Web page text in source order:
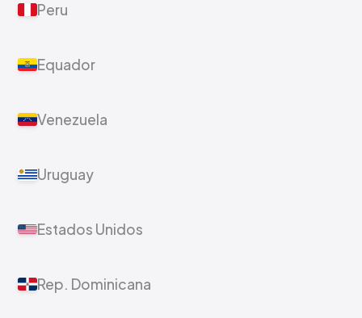
Peru
Equador
Venezuela
Uruguay
Estados Unidos
Rep. Dominicana